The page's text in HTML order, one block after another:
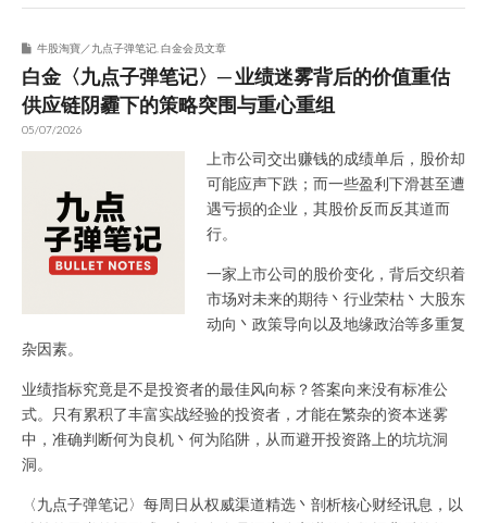
牛股淘寶／九点子弹笔记 白金会员文章
白金〈九点子弹笔记〉─ 业绩迷雾背后的价值重估
供应链阴霾下的策略突围与重心重组
05/07/2026
上市公司交出赚钱的成绩单后，股价却
可能应声下跌；而一些盈利下滑甚至遭
遇亏损的企业，其股价反而反其道而
行。
一家上市公司的股价变化，背后交织着
市场对未来的期待丶行业荣枯丶大股东
动向丶政策导向以及地缘政治等多重复
杂因素。
业绩指标究竟是不是投资者的最佳风向标？答案向来没有标准公
式。只有累积了丰富实战经验的投资者，才能在繁杂的资本迷雾
中，准确判断何为良机丶何为陷阱，从而避开投资路上的坑坑洞
洞。
〈九点子弹笔记〉每周日从权威渠道精选丶剖析核心财经讯息，以